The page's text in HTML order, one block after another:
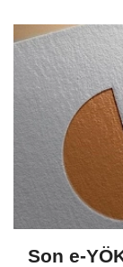
Son e-